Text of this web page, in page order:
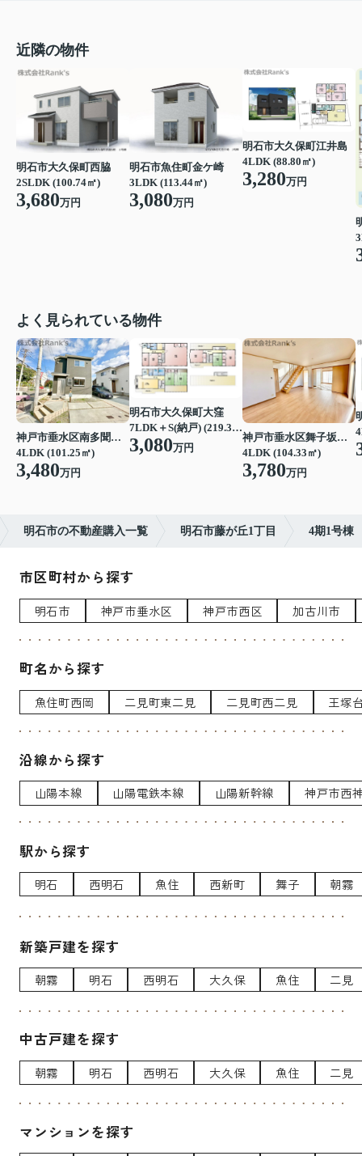
近隣の物件
明石市大久保町西脇
2SLDK (100.74㎡)
3,680万円
明石市魚住町金ケ崎
3LDK (113.44㎡)
3,080万円
明石市大久保町江井島
4LDK (88.80㎡)
3,280万円
よく見られている物件
神戸市垂水区南多聞台４丁目
4LDK (101.25㎡)
3,480万円
明石市大久保町大窪
7LDK＋S(納戸) (219.39㎡)
3,080万円
神戸市垂水区舞子坂３丁目
4LDK (104.33㎡)
3,780万円
明石市の不動産購入一覧 明石市藤が丘1丁目 4期1号棟
市区町村から探す
明石市 神戸市垂水区 神戸市西区 加古川市
町名から探す
魚住町西岡 二見町東二見 二見町西二見 王塚
沿線から探す
山陽本線 山陽電鉄本線 山陽新幹線 神戸市西
駅から探す
明石 西明石 魚住 西新町 舞子 朝霧
新築戸建を探す
朝霧 明石 西明石 大久保 魚住 二見
中古戸建を探す
朝霧 明石 西明石 大久保 魚住 二見
マンションを探す